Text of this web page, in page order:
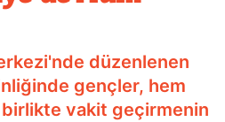
düzenlenen
gençler, hem
vakit geçirmenin